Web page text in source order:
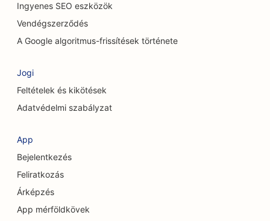
SEO a kémiai hámlasztási szolgáltatásokhoz
SEO a koponya- és arckoponya sebészek
számára
SEO a Hitelszövetkezetek számára
SEO tanácsadó cégek számára
Ingyenes SEO eszközök
Vendégszerződés
A Google algoritmus-frissítések története
Jogi
Feltételek és kikötések
Adatvédelmi szabályzat
App
Bejelentkezés
Feliratkozás
Árképzés
App mérföldkövek